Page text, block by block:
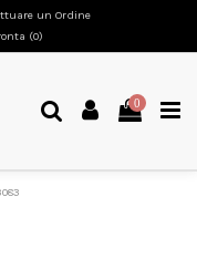
un Ordine
(0)
0